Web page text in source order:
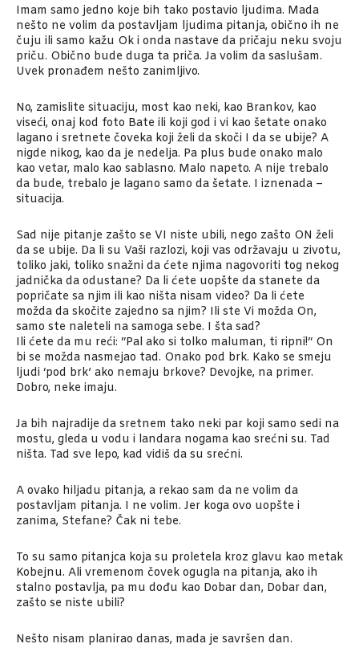
Imam samo jedno koje bih tako postavio ljudima. Mada
nešto ne volim da postavljam ljudima pitanja, obično ih ne
čuju ili samo kažu Ok i onda nastave da pričaju neku svoju
priču. Obično bude duga ta priča. Ja volim da saslušam.
Uvek pronađem nešto zanimljivo.
No, zamislite situaciju, most kao neki, kao Brankov, kao
viseći, onaj kod foto Bate ili koji god i vi kao šetate onako
lagano i sretnete čoveka koji želi da skoči I da se ubije? A
nigde nikog, kao da je nedelja. Pa plus bude onako malo
kao vetar, malo kao sablasno. Malo napeto. A nije trebalo
da bude, trebalo je lagano samo da šetate. I iznenada –
situacija.
Sad nije pitanje zašto se VI niste ubili, nego zašto ON želi
da se ubije. Da li su Vaši razlozi, koji vas održavaju u zivotu,
toliko jaki, toliko snažni da ćete njima nagovoriti tog nekog
jadnička da odustane? Da li ćete uopšte da stanete da
popričate sa njim ili kao ništa nisam video? Da li ćete
možda da skočite zajedno sa njim? Ili ste Vi možda On,
samo ste naleteli na samoga sebe. I šta sad?
Ili ćete da mu reći: “Pal ako si tolko maluman, ti ripni!“ On
bi se možda nasmejao tad. Onako pod brk. Kako se smeju
ljudi ‘pod brk’ ako nemaju brkove? Devojke, na primer.
Dobro, neke imaju.
Ja bih najradije da sretnem tako neki par koji samo sedi na
mostu, gleda u vodu i landara nogama kao srećni su. Tad
ništa. Tad sve lepo, kad vidiš da su srećni.
A ovako hiljadu pitanja, a rekao sam da ne volim da
postavljam pitanja. I ne volim. Jer koga ovo uopšte i
zanima, Stefane? Čak ni tebe.
To su samo pitanjca koja su proletela kroz glavu kao metak
Kobejnu. Ali vremenom čovek ogugla na pitanja, ako ih
stalno postavlja, pa mu dođu kao Dobar dan, Dobar dan,
zašto se niste ubili?
Nešto nisam planirao danas, mada je savršen dan.